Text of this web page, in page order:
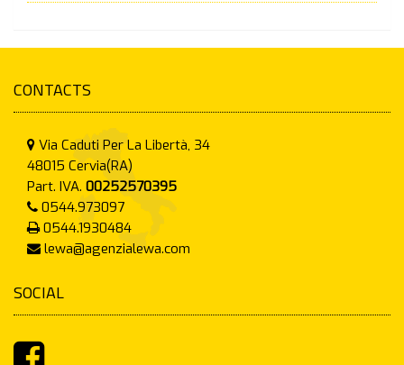
CONTACTS
Via Caduti Per La Libertà, 34
48015 Cervia(RA)
Part. IVA. 00252570395
0544.973097
0544.1930484
lewa@agenzialewa.com
SOCIAL